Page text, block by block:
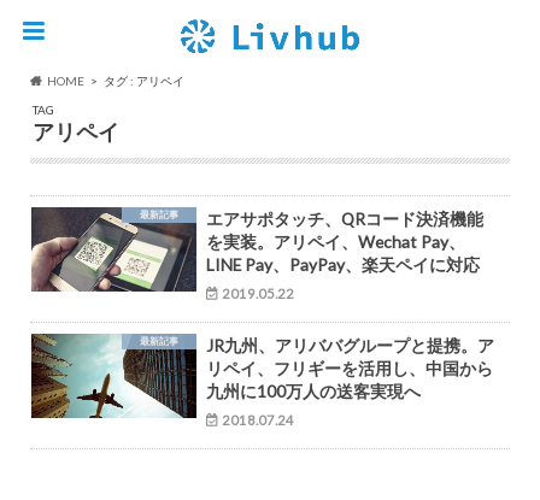
HOME
タグ : アリペイ
TAG
アリペイ
最新記事
エアサポタッチ、QRコード決済機能
を実装。アリペイ、Wechat Pay、
LINE Pay、PayPay、楽天ペイに対応
2019.05.22
最新記事
JR九州、アリババグループと提携。ア
リペイ、フリギーを活用し、中国から
九州に100万人の送客実現へ
2018.07.24